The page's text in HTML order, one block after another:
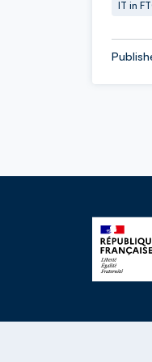
IT in